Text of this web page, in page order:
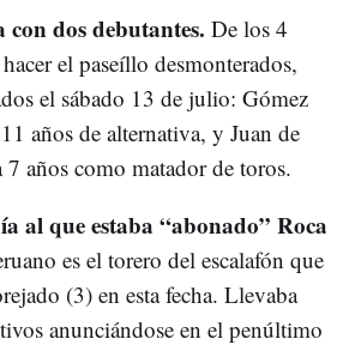
dos debutantes. De los 4
el paseíllo desmonterados,
el sábado 13 de julio: Gómez
años de alternativa, y Juan de
años como matador de toros.
al que estaba “abonado” Roca
es el torero del escalafón que
(3) en esta fecha. Llevaba
anunciándose en el penúltimo